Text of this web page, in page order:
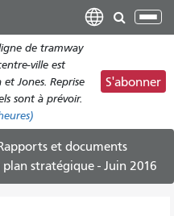
ligne de tramway
ville est
Jones. Reprise
sont à prévoir.
S'abonner
et documents
stratégique - Juin 2016